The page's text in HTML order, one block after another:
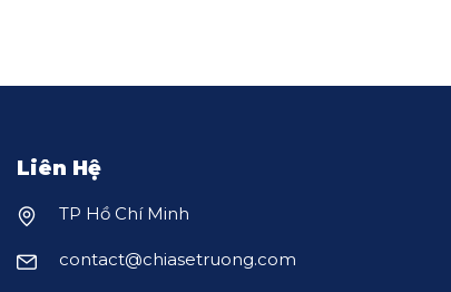
Liên Hệ
TP Hồ Chí Minh
contact@chiasetruong.com